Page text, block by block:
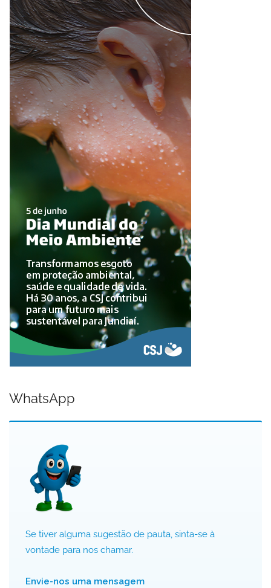
WhatsApp
Se tiver alguma sugestão de pauta, sinta-se à
vontade para nos chamar.
Envie-nos uma mensagem